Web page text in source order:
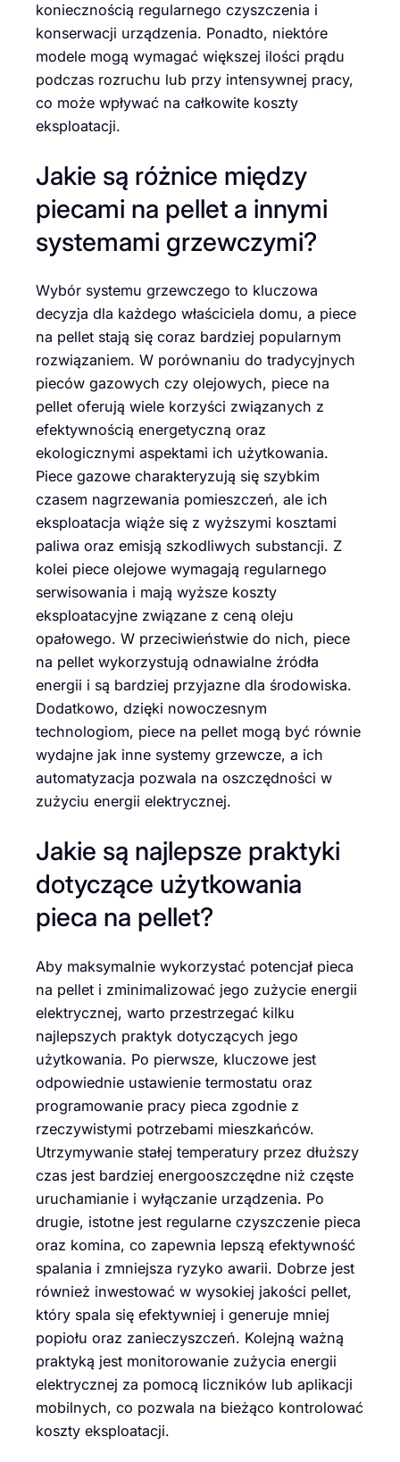
koniecznością regularnego czyszczenia i
konserwacji urządzenia. Ponadto, niektóre
modele mogą wymagać większej ilości prądu
podczas rozruchu lub przy intensywnej pracy,
co może wpływać na całkowite koszty
eksploatacji.
Jakie są różnice między
piecami na pellet a innymi
systemami grzewczymi?
Wybór systemu grzewczego to kluczowa
decyzja dla każdego właściciela domu, a piece
na pellet stają się coraz bardziej popularnym
rozwiązaniem. W porównaniu do tradycyjnych
pieców gazowych czy olejowych, piece na
pellet oferują wiele korzyści związanych z
efektywnością energetyczną oraz
ekologicznymi aspektami ich użytkowania.
Piece gazowe charakteryzują się szybkim
czasem nagrzewania pomieszczeń, ale ich
eksploatacja wiąże się z wyższymi kosztami
paliwa oraz emisją szkodliwych substancji. Z
kolei piece olejowe wymagają regularnego
serwisowania i mają wyższe koszty
eksploatacyjne związane z ceną oleju
opałowego. W przeciwieństwie do nich, piece
na pellet wykorzystują odnawialne źródła
energii i są bardziej przyjazne dla środowiska.
Dodatkowo, dzięki nowoczesnym
technologiom, piece na pellet mogą być równie
wydajne jak inne systemy grzewcze, a ich
automatyzacja pozwala na oszczędności w
zużyciu energii elektrycznej.
Jakie są najlepsze praktyki
dotyczące użytkowania
pieca na pellet?
Aby maksymalnie wykorzystać potencjał pieca
na pellet i zminimalizować jego zużycie energii
elektrycznej, warto przestrzegać kilku
najlepszych praktyk dotyczących jego
użytkowania. Po pierwsze, kluczowe jest
odpowiednie ustawienie termostatu oraz
programowanie pracy pieca zgodnie z
rzeczywistymi potrzebami mieszkańców.
Utrzymywanie stałej temperatury przez dłuższy
czas jest bardziej energooszczędne niż częste
uruchamianie i wyłączanie urządzenia. Po
drugie, istotne jest regularne czyszczenie pieca
oraz komina, co zapewnia lepszą efektywność
spalania i zmniejsza ryzyko awarii. Dobrze jest
również inwestować w wysokiej jakości pellet,
który spala się efektywniej i generuje mniej
popiołu oraz zanieczyszczeń. Kolejną ważną
praktyką jest monitorowanie zużycia energii
elektrycznej za pomocą liczników lub aplikacji
mobilnych, co pozwala na bieżąco kontrolować
koszty eksploatacji.